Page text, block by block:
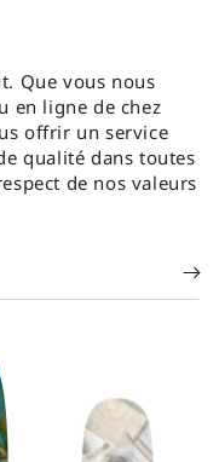
Que vous nous
en ligne de chez
offrir un service
qualité dans toutes
de nos valeurs